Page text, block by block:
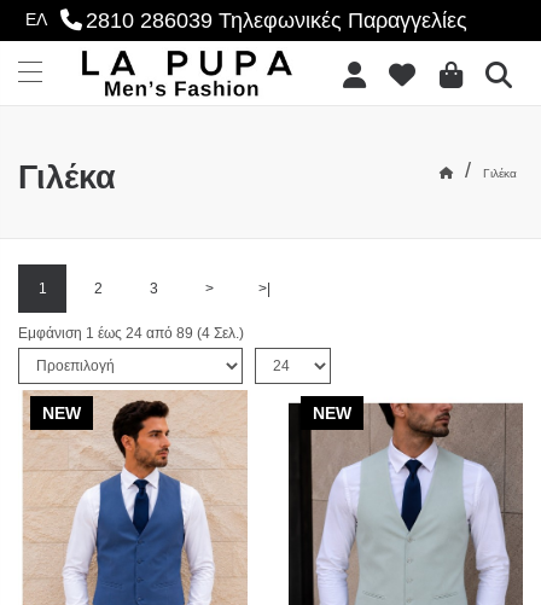
ΕΛ 2810 286039 Τηλεφωνικές Παραγγελίες
menu
Γιλέκα / Γιλέκα
Γιλέκα
1 2 3 > >|
Εμφάνιση 1 έως 24 από 89 (4 Σελ.)
Ταξινόμηση:
Εμφάνιση:
NEW NEW